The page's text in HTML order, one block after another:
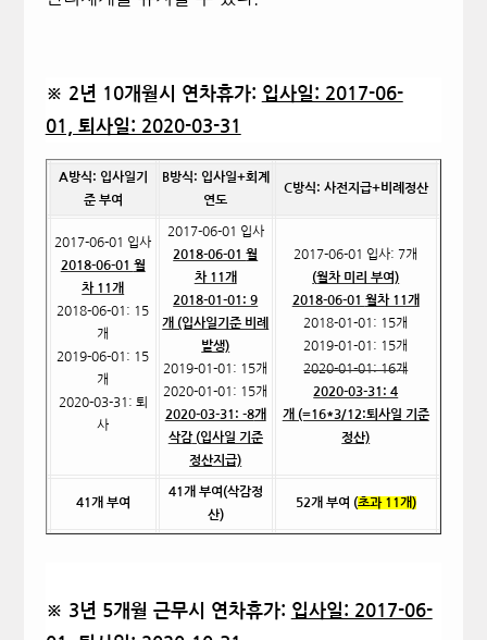
※ 2년 10개월시 연차휴가: 입사일: 2017-06-
01, 퇴사일: 2020-03-31
A방식: 입사일기
준 부여
B방식: 입사일+회계
연도
C방식: 사전지급+비례정산
2017-06-01 입사
2018-06-01 월
차 11개
2018-06-01: 15
개
2019-06-01: 15
개
2020-03-31: 퇴
사
2017-06-01 입사
2018-06-01월
차 11개
2018-01-01: 9
개 (입사일기준 비례
발생)
2019-01-01: 15개
2020-01-01: 15개
2020-03-31: -8개
삭감(입사일 기준
정산지급)
2017-06-01 입사: 7개
(월차 미리 부여)
2018-06-01 월차 11개
2018-01-01: 15개
2019-01-01: 15개
2020-01-01: 16개
2020-03-31: 4
개 (=16*3/12:퇴사일 기준
정산)
41 개 부여
41 개 부여(삭감정
산)
52개 부여 (초과 11개)
※ 3년 5개월 근무시 연차휴가: 입사일: 2017-06-